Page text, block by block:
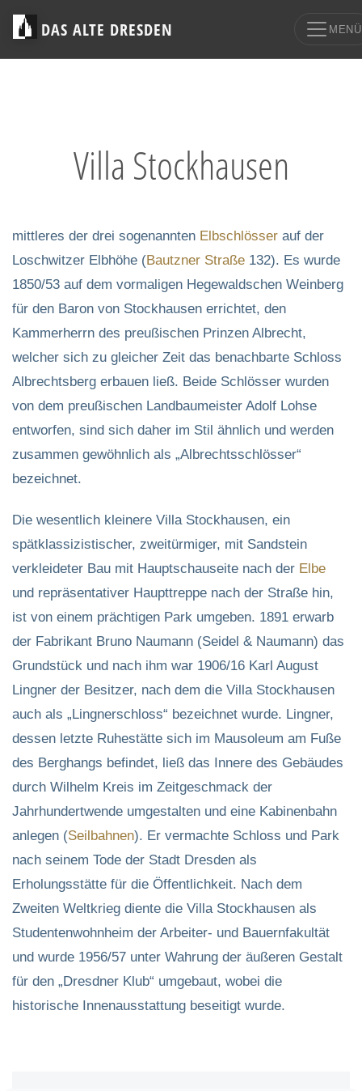
DAS ALTE DRESDEN MENÜ
Villa Stockhausen
mittleres der drei sogenannten Elbschlösser auf der
Loschwitzer Elbhöhe (Bautzner Straße 132). Es wurde
1850/53 auf dem vormaligen Hegewaldschen Weinberg
für den Baron von Stockhausen errichtet, den
Kammerherrn des preußischen Prinzen Albrecht,
welcher sich zu gleicher Zeit das benachbarte Schloss
Albrechtsberg erbauen ließ. Beide Schlösser wurden
von dem preußischen Landbaumeister Adolf Lohse
entworfen, sind sich daher im Stil ähnlich und werden
zusammen gewöhnlich als „Albrechtsschlösser“
bezeichnet.
Die wesentlich kleinere Villa Stockhausen, ein
spätklassizistischer, zweitürmiger, mit Sandstein
verkleideter Bau mit Hauptschauseite nach der Elbe
und repräsentativer Haupttreppe nach der Straße hin,
ist von einem prächtigen Park umgeben. 1891 erwarb
der Fabrikant Bruno Naumann (Seidel & Naumann) das
Grundstück und nach ihm war 1906/16 Karl August
Lingner der Besitzer, nach dem die Villa Stockhausen
auch als „Lingnerschloss“ bezeichnet wurde. Lingner,
dessen letzte Ruhestätte sich im Mausoleum am Fuße
des Berghangs befindet, ließ das Innere des Gebäudes
durch Wilhelm Kreis im Zeitgeschmack der
Jahrhundertwende umgestalten und eine Kabinenbahn
anlegen (Seilbahnen). Er vermachte Schloss und Park
nach seinem Tode der Stadt Dresden als
Erholungsstätte für die Öffentlichkeit. Nach dem
Zweiten Weltkrieg diente die Villa Stockhausen als
Studentenwohnheim der Arbeiter- und Bauernfakultät
und wurde 1956/57 unter Wahrung der äußeren Gestalt
für den „Dresdner Klub“ umgebaut, wobei die
historische Innenausstattung beseitigt wurde.